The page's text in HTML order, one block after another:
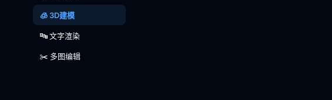
🧊 3D建模
🔤 文字渲染
✂️ 多图编辑